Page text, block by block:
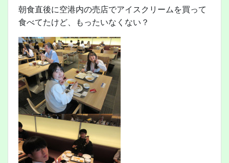
朝食直後に空港内の売店でアイスクリームを買って
食べてたけど、もったいなくない？